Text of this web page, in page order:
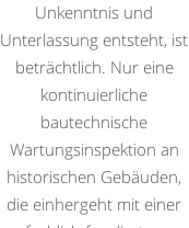
Unkenntnis und
Unterlassung entsteht, ist
beträchtlich. Nur eine
kontinuierliche
bautechnische
Wartungsinspektion an
historischen Gebäuden,
die einhergeht mit einer